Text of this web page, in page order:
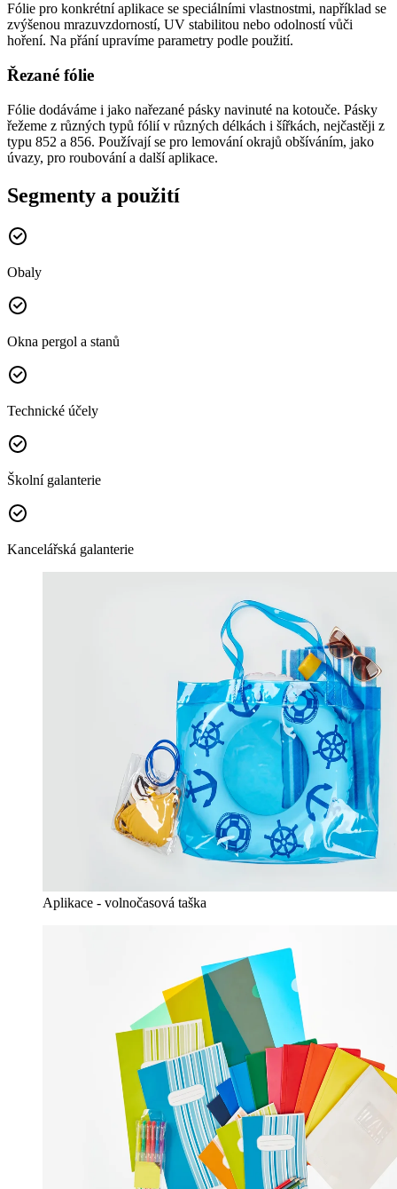
Fólie pro konkrétní aplikace se speciálními vlastnostmi, například se
zvýšenou mrazuvzdorností, UV stabilitou nebo odolností vůči
hoření. Na přání upravíme parametry podle použití.
Řezané fólie
Fólie dodáváme i jako nařezané pásky navinuté na kotouče. Pásky
řežeme z různých typů fólií v různých délkách i šířkách, nejčastěji z
typu 852 a 856. Používají se pro lemování okrajů obšíváním, jako
úvazy, pro roubování a další aplikace.
Segmenty a použití
Obaly
Okna pergol a stanů
Technické účely
Školní galanterie
Kancelářská galanterie
Aplikace - volnočasová taška